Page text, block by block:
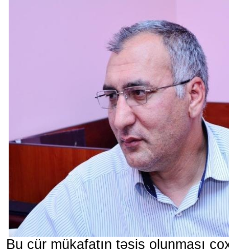
Bu cür mükafatın təsis olunması